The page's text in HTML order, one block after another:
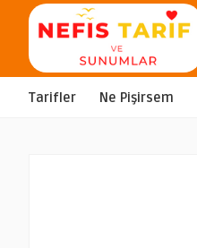
Tarifler Ne Pişirsem